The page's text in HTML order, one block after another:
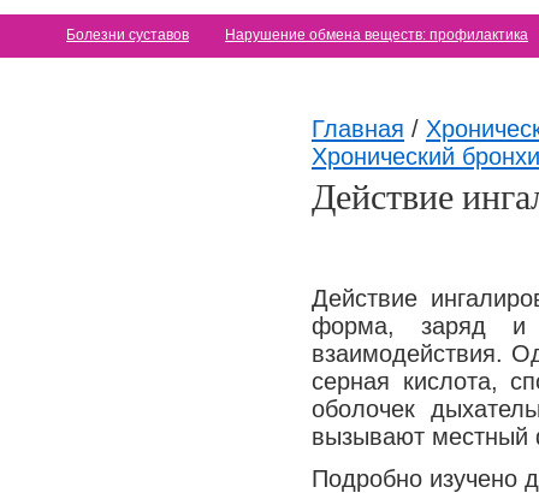
Болезни суставов Нарушение обмена веществ: профилактика
Главная /
Хронический
Действие
Действие
форма, заряд и
взаимодействия.
серная кислота,
оболочек
вызывают местный
Подробно изучено